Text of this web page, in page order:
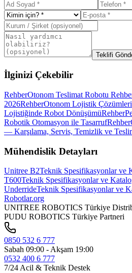
Teklifi
İlginizi Çekebilir
RehberOtonom Teslimat Robotu
2026RehberOtonom Lojistik
Lojistiğinde Robot DönüşümüRehber
Robotik Otomasyon ile TasarrufRehber
— Karşılama, Servis, Temizlik ve
Mühendislik Detayları
Unitree B2Teknik Spesifikasyonlar ve
T600Teknik Spesifikasyonlar ve
UnderrideTeknik Spesifikasyonlar ve
Robotlar.org
UNITREE ROBOTICS Türkiye
PUDU ROBOTICS Türkiye Partneri
0850 532 6 777
Sabah 09:00 - Akşam 19:00
0532 400 6 777
7/24 Acil & Teknik Destek